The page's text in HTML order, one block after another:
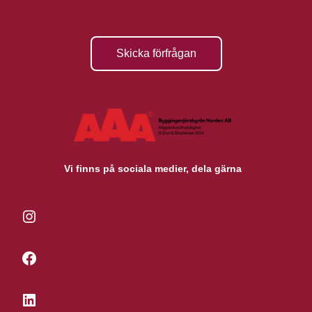
Skicka förfrågan
Vi finns på sociala medier, dela gärna
Instagram
Facebook
LinkedIn